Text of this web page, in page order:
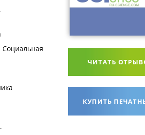
Социальная
ЧИТАТЬ
КУПИТЬ